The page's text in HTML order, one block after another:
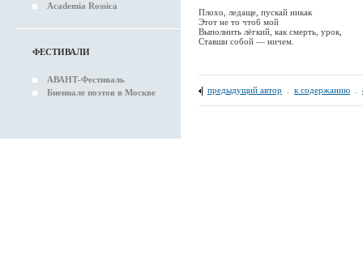
Academia Rossica
ФЕСТИВАЛИ
АВАНТ-Фестиваль
Биеннале поэтов в Москве
Плохо, ледаще, пускай никак
Этот не то чтоб мой
Выполнить лёгкий, как смерть, урок,
Ставши собой — ничем.
предыдущий автор к содержанию